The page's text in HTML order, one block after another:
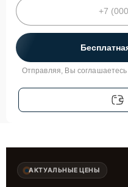
Отправляя, Вы соглашаетесь
АКТУАЛЬНЫЕ ЦЕНЫ